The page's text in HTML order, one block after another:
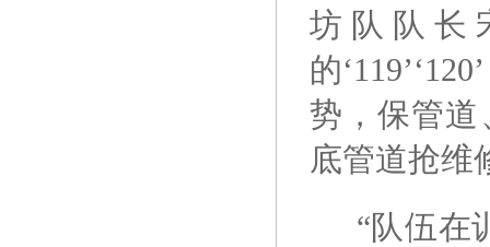
坊队队长
的
势，保管
底管道抢维
“队伍在